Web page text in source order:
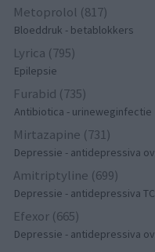
Metoprolol (817)
Bloeddruk - betablokkers
Lyrica (795)
Epilepsie
Furabid (735)
Antibiotica - urineweginfectie
Mirtazapine (731)
Depressie - antidepressiva
Amitriptyline (699)
Depressie - antidepressiva
Efexor (665)
Depressie - antidepressiva